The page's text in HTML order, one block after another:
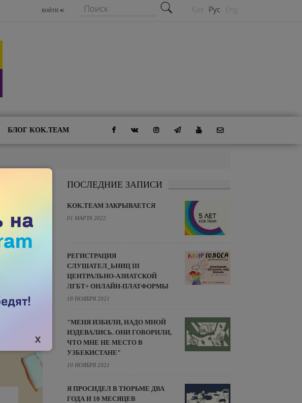
ВОЙТИ
Форма поиска
Поиск Қаз Рус Eng
БЛОГ KOK.TEAM
ПОСЛЕДНИЕ ЗАПИСИ
KOK.TEAM ЗАКРЫВАЕТСЯ
01 МАРТА 2022
РЕГИСТРАЦИЯ
СЛУШАТЕЛ_ЬНИЦ III
ЦЕНТРАЛЬНО-АЗИАТСКОЙ
ЛГБТ+ ОНЛАЙН-ПЛАТФОРМЫ
18 НОЯБРЯ 2021
"МЕНЯ ИЗБИЛИ, НАДО МНОЙ
ИЗДЕВАЛИСЬ. ОНИ ГОВОРИЛИ,
ЧТО МНЕ НЕ МЕСТО В
УЗБЕКИСТАНЕ"
10 НОЯБРЯ 2021
Я ПРОСИДЕЛ В ТЮРЬМЕ ДВА
ГОДА И 10 МЕСЯЦЕВ